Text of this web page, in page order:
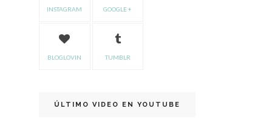
INSTAGRAM GOOGLE +
BLOGLOVIN TUMBLR
ÚLTIMO VIDEO EN YOUTUBE